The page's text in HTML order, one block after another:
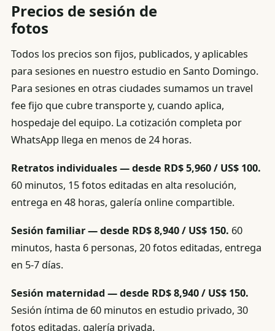
Precios de sesión de
fotos
Todos los precios son fijos, publicados, y aplicables
para sesiones en nuestro estudio en Santo Domingo.
Para sesiones en otras ciudades sumamos un travel
fee fijo que cubre transporte y, cuando aplica,
hospedaje del equipo. La cotización completa por
WhatsApp llega en menos de 24 horas.
Retratos individuales — desde RD$ 5,960 / US$ 100.
60 minutos, 15 fotos editadas en alta resolución,
entrega en 48 horas, galería online compartible.
Sesión familiar — desde RD$ 8,940 / US$ 150. 60
minutos, hasta 6 personas, 20 fotos editadas, entrega
en 5-7 días.
Sesión maternidad — desde RD$ 8,940 / US$ 150.
Sesión íntima de 60 minutos en estudio privado, 30
fotos editadas, galería privada.